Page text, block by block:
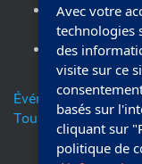
Armistice de
(Europe/
Armistice de
(Europe/
Événements
Tous les
Avec votre
technologies
des
visite sur ce
basés sur
cliquant sur
politique de